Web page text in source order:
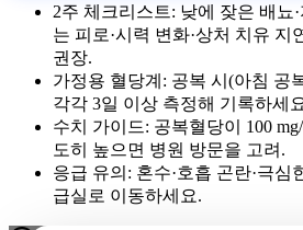
2주 체크리스트: 낮에 잦은 배뇨
는 피로·시력 변화·상처 치유 지
권장.
가정용 혈당계: 공복 시(아침 공
각각 3일 이상 측정해 기록하세
수치 가이드: 공복혈당이 100
도히 높으면 병원 방문을 고려.
응급 유의: 혼수·호흡 곤란·극심
급실로 이동하세요.